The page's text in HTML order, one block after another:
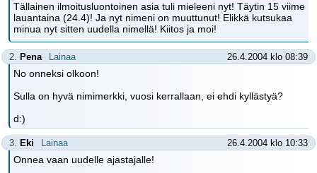
Tällainen ilmoitusluontoinen asia tuli mieleeni nyt! Täytin 15 viime
lauantaina (24.4)! Ja nyt nimeni on muuttunut! Elikkä kutsukaa
minua nyt sitten uudella nimellä! Kiitos ja moi!
2. Pena Lainaa 26.4.2004 klo 08:39
No onneksi olkoon!
Sulla on hyvä nimimerkki, vuosi kerrallaan, ei ehdi kyllästyä?
d:)
3. Eki Lainaa 26.4.2004 klo 10:33
Onnea vaan uudelle ajastajalle!